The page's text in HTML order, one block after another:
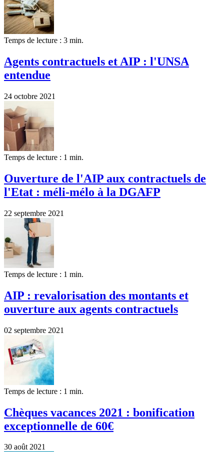
Temps de lecture : 3 min.
Agents contractuels et AIP : l'UNSA
entendue
24 octobre 2021
Temps de lecture : 1 min.
Ouverture de l'AIP aux contractuels de
l'Etat : méli-mélo à la DGAFP
22 septembre 2021
Temps de lecture : 1 min.
AIP : revalorisation des montants et
ouverture aux agents contractuels
02 septembre 2021
Temps de lecture : 1 min.
Chèques vacances 2021 : bonification
exceptionnelle de 60€
30 août 2021